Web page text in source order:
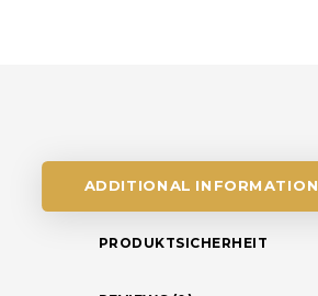
ADDITIONAL INFORMATION
PRODUKTSICHERHEIT